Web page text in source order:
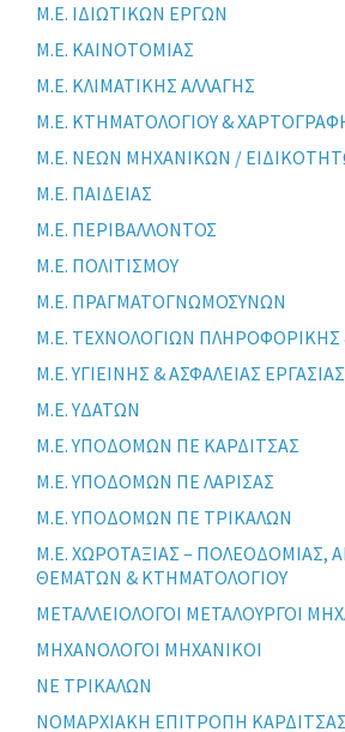
Μ.Ε. ΙΔΙΩΤΙΚΩΝ ΕΡΓΩΝ
Μ.Ε. ΚΑΙΝΟΤΟΜΙΑΣ
Μ.Ε. ΚΛΙΜΑΤΙΚΗΣ ΑΛΛΑΓΗΣ
Μ.Ε. ΚΤΗΜΑΤΟΛΟΓΙΟΥ &
Μ.Ε. ΝΕΩΝ ΜΗΧΑΝΙΚΩΝ /
Μ.Ε. ΠΑΙΔΕΙΑΣ
Μ.Ε. ΠΕΡΙΒΑΛΛΟΝΤΟΣ
Μ.Ε. ΠΟΛΙΤΙΣΜΟΥ
Μ.Ε. ΠΡΑΓΜΑΤΟΓΝΩΜΟΣΥΝΩΝ
Μ.Ε. ΤΕΧΝΟΛΟΓΙΩΝ ΠΛΗΡΟΦΟΡΙΚΗΣ
Μ.Ε. ΥΓΙΕΙΝΗΣ & ΑΣΦΑΛΕΙΑΣ ΕΡΓΑΣΙΑΣ
Μ.Ε. ΥΔΑΤΩΝ
Μ.Ε. ΥΠΟΔΟΜΩΝ ΠΕ ΚΑΡΔΙΤΣΑΣ
Μ.Ε. ΥΠΟΔΟΜΩΝ ΠΕ ΛΑΡΙΣΑΣ
Μ.Ε. ΥΠΟΔΟΜΩΝ ΠΕ ΤΡΙΚΑΛΩΝ
Μ.Ε. ΧΩΡΟΤΑΞΙΑΣ – ΠΟΛΕΟΔΟΜΙΑΣ,
ΘΕΜΑΤΩΝ & ΚΤΗΜΑΤΟΛΟΓΙΟΥ
ΜΕΤΑΛΛΕΙΟΛΟΓΟΙ ΜΕΤΑΛΟΥΡΓΟΙ
ΜΗΧΑΝΟΛΟΓΟΙ ΜΗΧΑΝΙΚΟΙ
ΝΕ ΤΡΙΚΑΛΩΝ
ΝΟΜΑΡΧΙΑΚΗ ΕΠΙΤΡΟΠΗ ΚΑΡΔΙΤΣΑΣ